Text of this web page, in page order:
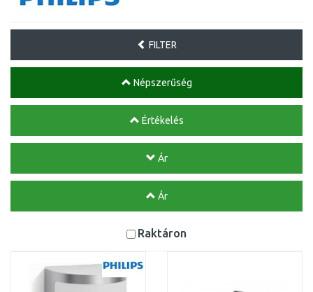
FILTER
Népszerűség
Értékelés
Ár
Ár
Raktáron